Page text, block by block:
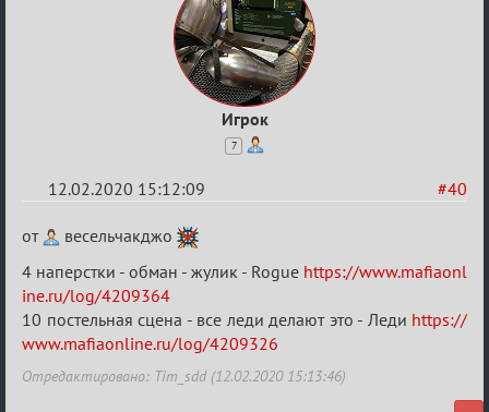
Игрок
7
#40
12.02.2020 15:12:09
Re:
Найди
меня!
от
весельчакджо
4 наперстки - обман - жулик - Rogue https://www.mafiaonl
ine.ru/log/4209364
10 постельная сцена - все леди делают это - Леди https://
www.mafiaonline.ru/log/4209326
Отредактировано: Tim_sdd (12.02.2020 15:13:46)